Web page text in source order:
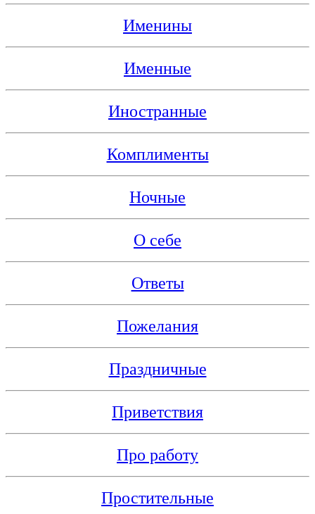
Именины
Именные
Иностранные
Комплименты
Ночные
О себе
Ответы
Пожелания
Праздничные
Приветствия
Про работу
Простительные